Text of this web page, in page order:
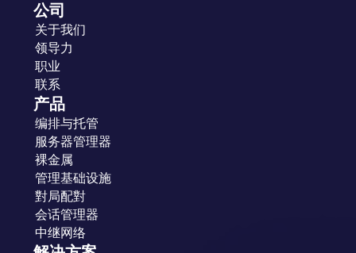
公司
关于我们
领导力
职业
联系
产品
编排与托管
服务器管理器
裸金属
管理基础设施
對局配對
会话管理器
中继网络